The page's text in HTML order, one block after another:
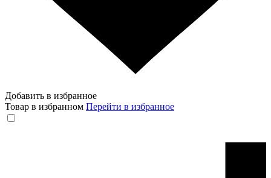
Добавить в избранное
Товар в избранном Перейти в избранное